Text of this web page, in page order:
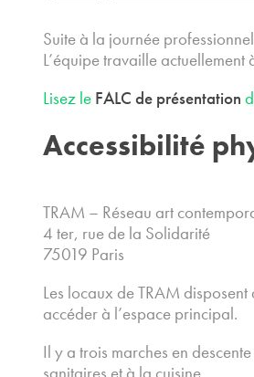
Suite à la journée
L’équipe travaille
Lisez le FALC de présentation
Accessibilité
TRAM – Réseau art
4 ter, rue de la Solidarité
75019 Paris
Les locaux de TRAM
accéder à l’espace principal.
Il y a trois marches en